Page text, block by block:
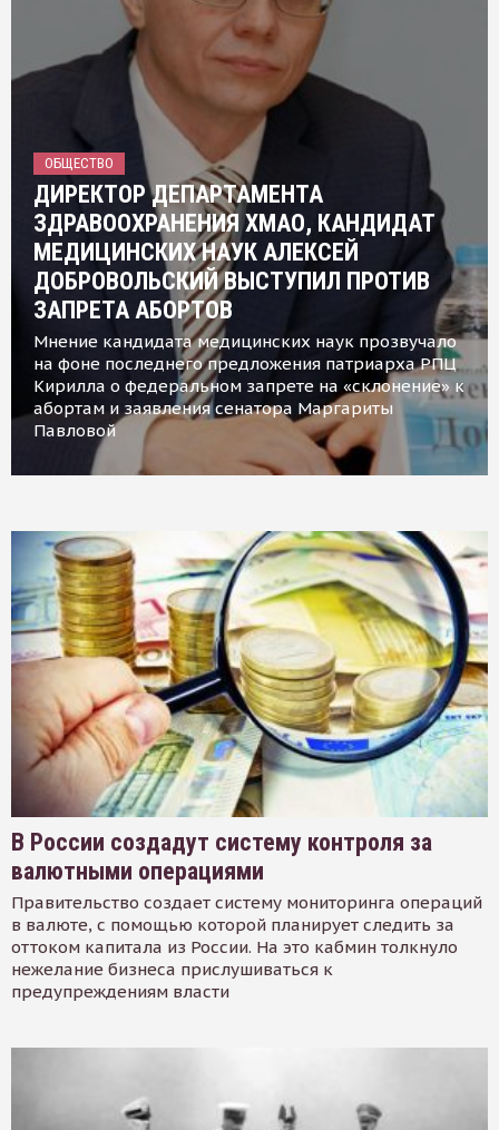
ОБЩЕСТВО
ДИРЕКТОР ДЕПАРТАМЕНТА
ЗДРАВООХРАНЕНИЯ ХМАО, КАНДИДАТ
МЕДИЦИНСКИХ НАУК АЛЕКСЕЙ
ДОБРОВОЛЬСКИЙ ВЫСТУПИЛ ПРОТИВ
ЗАПРЕТА АБОРТОВ
Мнение кандидата медицинских наук прозвучало
на фоне последнего предложения патриарха РПЦ
Кирилла о федеральном запрете на «склонение» к
абортам и заявления сенатора Маргариты
Павловой
В России создадут систему контроля за
валютными операциями
Правительство создает систему мониторинга операций
в валюте, с помощью которой планирует следить за
оттоком капитала из России. На это кабмин толкнуло
нежелание бизнеса прислушиваться к
предупреждениям власти